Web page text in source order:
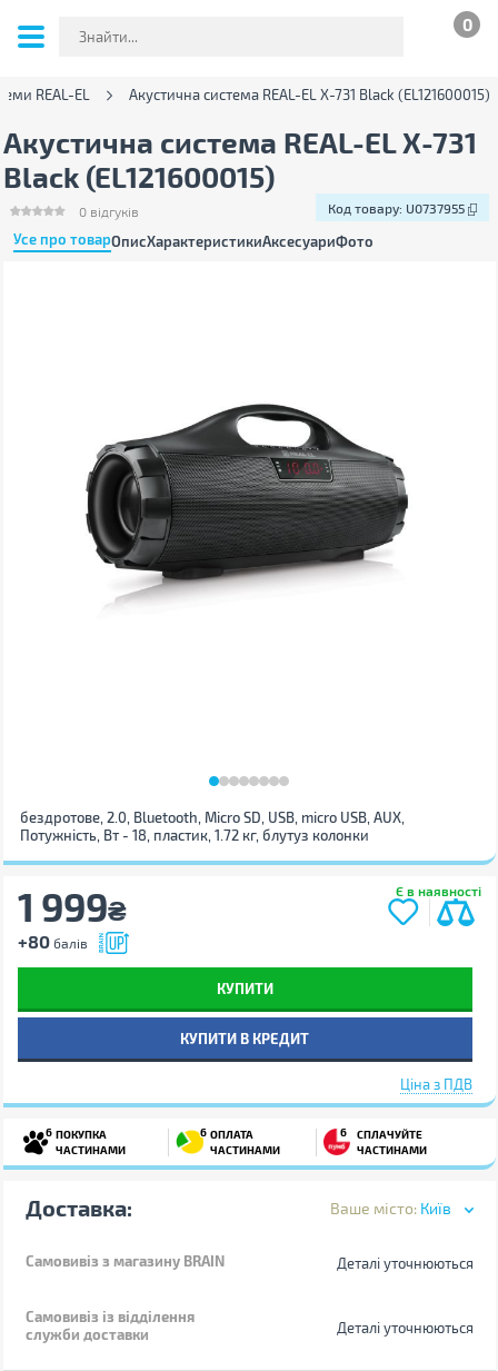
0
REAL-EL Акустична система REAL-EL X-731 Black (EL121600015)
Акустична система REAL-EL X-731
Black (EL121600015)
Усе про товарОписХарактеристикиАксесуариФото
0відгуків Код товару: U0737955
бездротове, 2.0, Bluetooth, Micro SD, USB, micro USB, AUX,
Потужність, Вт - 18, пластик, 1.72 кг, блутуз колонки
1 999₴
+80балів
Є в наявності
КУПИТИ
КУПИТИ В КРЕДИТ
Ціна з ПДВ
6 ПОКУПКА
ЧАСТИНАМИ
6 ОПЛАТА
ЧАСТИНАМИ
6
СПЛАЧУЙТЕ
ЧАСТИНАМИ
Доставка: Ваше місто: Київ
Самовивіз з магазину BRAIN Деталі уточнюються
Самовивіз із відділення
служби доставки
Деталі уточнюються